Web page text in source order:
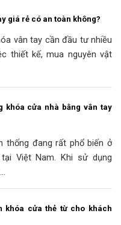
giá rẻ có an toàn không?
vân tay cần đầu tư nhiều
thiết kế, mua nguyên vật
khóa cửa nhà bằng vân tay
thống đang rất phổ biến ở
Việt Nam. Khi sử dụng
khóa cửa thẻ từ cho khách